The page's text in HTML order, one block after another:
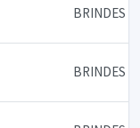
BRINDES E
BRINDES E